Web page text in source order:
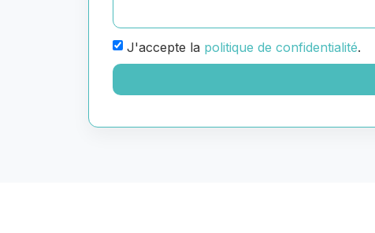
J'accepte la politique de confidentialité.